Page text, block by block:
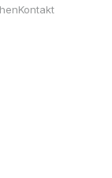
Kontakt